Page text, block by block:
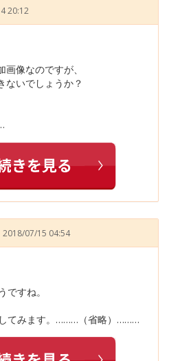
20:12
像なのですが、
ないでしょうか？
2018/07/15 04:54
すね。
てみます。………（省略）………